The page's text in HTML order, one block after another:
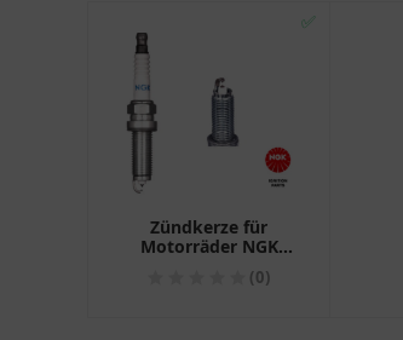
✅
Zündkerze für
Motorräder NGK
DILZKAR7C11H
(0)